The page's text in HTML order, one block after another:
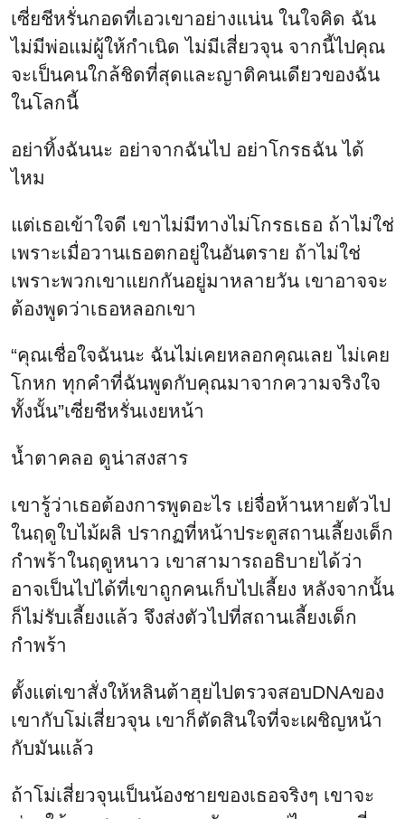
เซี่ยชีหรั่นกอดที่เอวเขาอย่างแน่น ในใจคิด ฉัน
ไม่มีพ่อแม่ผู้ให้กำเนิด ไม่มีเสี่ยวจุน จากนี้ไปคุณ
จะเป็นคนใกล้ชิดที่สุดและญาติคนเดียวของฉัน
ในโลกนี้